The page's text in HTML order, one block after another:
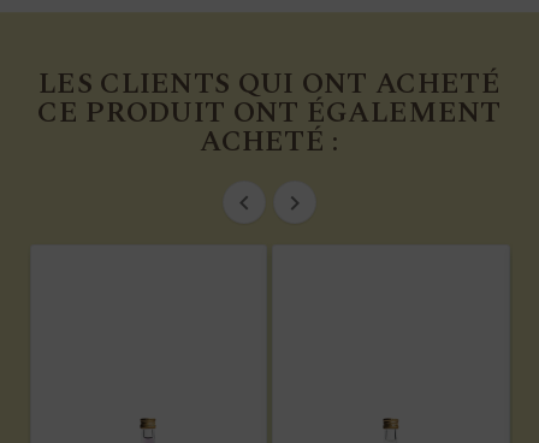
LES CLIENTS QUI ONT ACHETÉ
CE PRODUIT ONT ÉGALEMENT
ACHETÉ :
 